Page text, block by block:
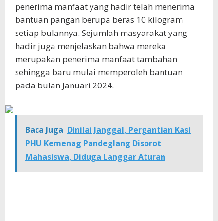
penerima manfaat yang hadir telah menerima
bantuan pangan berupa beras 10 kilogram
setiap bulannya. Sejumlah masyarakat yang
hadir juga menjelaskan bahwa mereka
merupakan penerima manfaat tambahan
sehingga baru mulai memperoleh bantuan
pada bulan Januari 2024.
Baca Juga Dinilai Janggal, Pergantian Kasi
PHU Kemenag Pandeglang Disorot
Mahasiswa, Diduga Langgar Aturan